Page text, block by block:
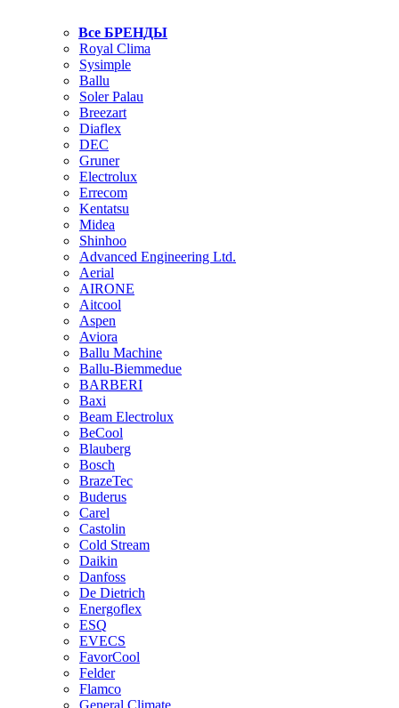
Все БРЕНДЫ
Royal Clima
Sysimple
Ballu
Soler Palau
Breezart
Diaflex
DEC
Gruner
Electrolux
Errecom
Kentatsu
Midea
Shinhoo
Advanced Engineering Ltd.
Aerial
AIRONE
Aitcool
Aspen
Aviora
Ballu Machine
Ballu-Biemmedue
BARBERI
Baxi
Beam Electrolux
BeCool
Blauberg
Bosch
BrazeTec
Buderus
Carel
Castolin
Cold Stream
Daikin
Danfoss
De Dietrich
Energoflex
ESQ
EVECS
FavorCool
Felder
Flamco
General Climate